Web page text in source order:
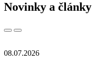
Novinky a články
08.07.2026